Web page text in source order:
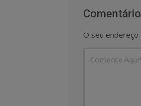
O seu endereço